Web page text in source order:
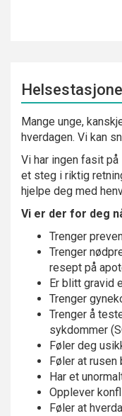
Mange unge,
hverdagen. Vi kan
Vi har ingen fasit
et steg i riktig
hjelpe deg med
Vi er der for deg
Trenger
Trenger
resept på
Er blitt gravid
Trenger
Trenger å
sykdommer
Føler deg
Føler at rusen
Har et
Opplever
Føler at